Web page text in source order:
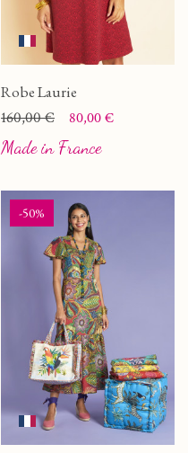
Robe Laurie
Prix
Prix de base
160,00 € 80,00 €
Made in France
-50%